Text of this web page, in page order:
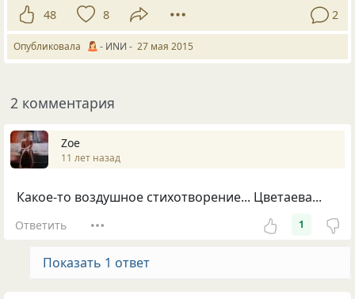
48 8 2
Опубликовала - ИNИ - 27 мая 2015
2 комментария
Zoe
11 лет назад
Какое-то воздушное стихотворение... Цветаева...
Ответить 1
Показать 1 ответ